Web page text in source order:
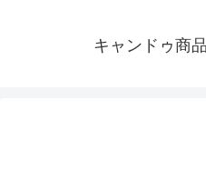
キャンドゥ商